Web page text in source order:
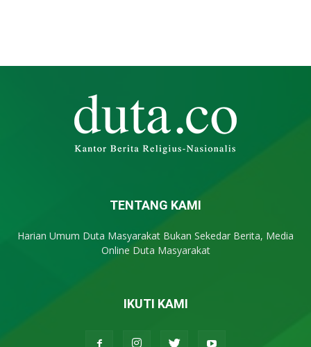
TENTANG KAMI
Harian Umum Duta Masyarakat Bukan Sekedar Berita, Media
Online Duta Masyarakat
IKUTI KAMI